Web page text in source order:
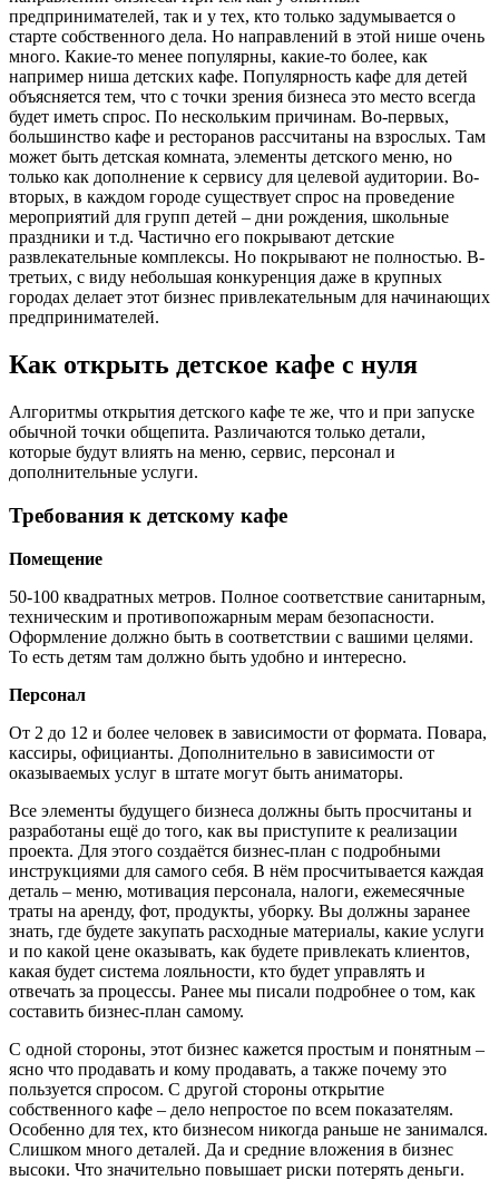
предпринимателей, так и у тех, кто только задумывается о
старте собственного дела. Но направлений в этой нише очень
много. Какие-то менее популярны, какие-то более, как
например ниша детских кафе. Популярность кафе для детей
объясняется тем, что с точки зрения бизнеса это место всегда
будет иметь спрос. По нескольким причинам. Во-первых,
большинство кафе и ресторанов рассчитаны на взрослых. Там
может быть детская комната, элементы детского меню, но
только как дополнение к сервису для целевой аудитории. Во-
вторых, в каждом городе существует спрос на проведение
мероприятий для групп детей – дни рождения, школьные
праздники и т.д. Частично его покрывают детские
развлекательные комплексы. Но покрывают не полностью. В-
третьих, с виду небольшая конкуренция даже в крупных
городах делает этот бизнес привлекательным для начинающих
предпринимателей.
Как открыть детское кафе с нуля
Алгоритмы открытия детского кафе те же, что и при запуске
обычной точки общепита. Различаются только детали,
которые будут влиять на меню, сервис, персонал и
дополнительные услуги.
Требования к детскому кафе
Помещение
50-100 квадратных метров. Полное соответствие санитарным,
техническим и противопожарным мерам безопасности.
Оформление должно быть в соответствии с вашими целями.
То есть детям там должно быть удобно и интересно.
Персонал
От 2 до 12 и более человек в зависимости от формата. Повара,
кассиры, официанты. Дополнительно в зависимости от
оказываемых услуг в штате могут быть аниматоры.
Все элементы будущего бизнеса должны быть просчитаны и
разработаны ещё до того, как вы приступите к реализации
проекта. Для этого создаётся бизнес-план с подробными
инструкциями для самого себя. В нём просчитывается каждая
деталь – меню, мотивация персонала, налоги, ежемесячные
траты на аренду, фот, продукты, уборку. Вы должны заранее
знать, где будете закупать расходные материалы, какие услуги
и по какой цене оказывать, как будете привлекать клиентов,
какая будет система лояльности, кто будет управлять и
отвечать за процессы. Ранее мы писали подробнее о том, как
составить бизнес-план самому.
С одной стороны, этот бизнес кажется простым и понятным –
ясно что продавать и кому продавать, а также почему это
пользуется спросом. С другой стороны открытие
собственного кафе – дело непростое по всем показателям.
Особенно для тех, кто бизнесом никогда раньше не занимался.
Слишком много деталей. Да и средние вложения в бизнес
высоки. Что значительно повышает риски потерять деньги.